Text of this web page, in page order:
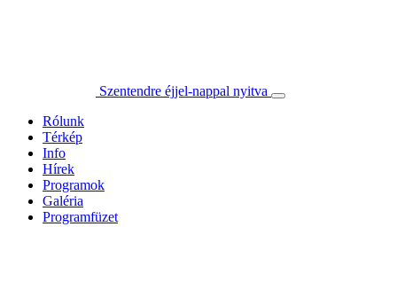
Szentendre éjjel-nappal nyitva
Rólunk
Térkép
Info
Hírek
Programok
Galéria
Programfüzet